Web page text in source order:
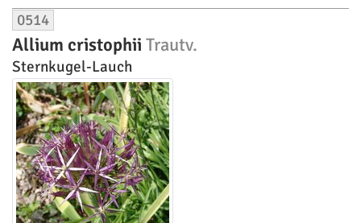
0514
Allium cristophii Trautv.
Sternkugel-Lauch